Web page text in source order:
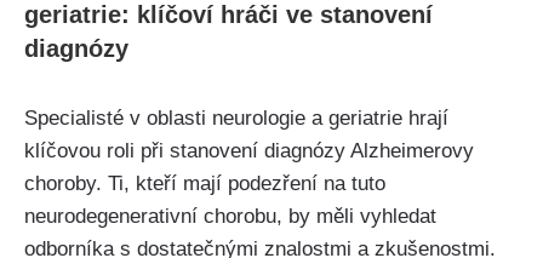
geriatrie: klíčoví hráči ve stanovení
diagnózy
Specialisté v oblasti neurologie a geriatrie hrají
klíčovou roli při stanovení diagnózy Alzheimerovy
choroby. Ti, kteří mají podezření na tuto
neurodegenerativní chorobu, by měli vyhledat
odborníka s dostatečnými znalostmi a zkušenostmi.